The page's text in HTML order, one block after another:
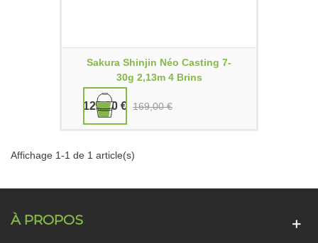
Sakura Shinjin Néo Casting 7-
30g 2,13m 4 Brins
129,00 € 169,00 €
Affichage 1-1 de 1 article(s)
À PROPOS